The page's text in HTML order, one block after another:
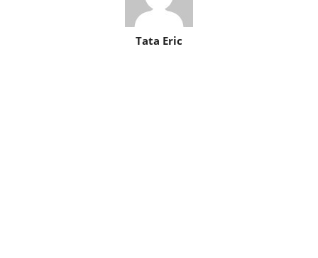
Tata Eric